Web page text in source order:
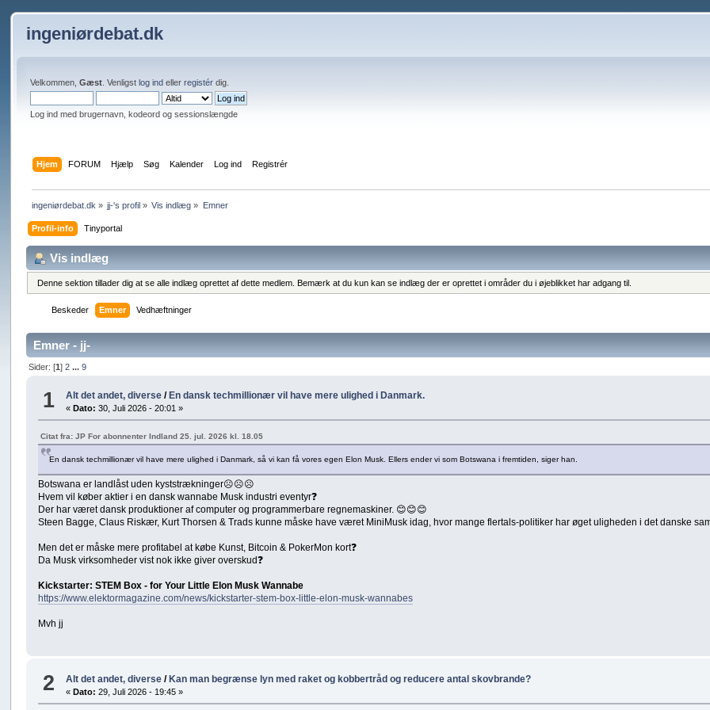
ingeniørdebat.dk
Velkommen,Gæst . Venligstlog ind ellerregistér dig.
Log ind med brugernavn, kodeord og sessionslængde
Hjem FORUM Hjælp Søg Kalender Log ind Registrér
ingeniørdebat.dk » jj-'s profil » Vis indlæg » Emner
Profil-info Tinyportal
Vis indlæg
Denne sektion tillader dig at se alle indlæg oprettet af dette medlem. Bemærk at du kun kan se indlæg der er oprettet i områder du i øjeblikket har adgang til.
Beskeder Emner Vedhæftninger
Emner - jj-
Sider: [1] 2 ... 9
1 Alt det andet, diverse/ En dansk techmillionær vil have mere ulighed i Danmark.
« Dato: 30, Juli 2026 - 20:01 »
Citat fra: JP For abonnenter Indland 25. jul. 2026 kl. 18.05
En dansk techmillionær vil have mere ulighed i Danmark, så vi kan få vores egen Elon Musk. Ellers ender vi som Botswana i fremtiden, siger han.
Botswana er landlåst uden kyststrækninger☹☹☹
Hvem vil køber aktier i en dansk wannabe Musk industri eventyr❓
Der har været dansk produktioner af computer og programmerbare regnemaskiner. 😊😊😊
Steen Bagge, Claus Riskær, Kurt Thorsen & Trads kunne måske have været MiniMusk idag, hvor mange flertals-politiker har øget uligheden i det danske
Men det er måske mere profitabel at købe Kunst, Bitcoin & PokerMon kort❓
Da Musk virksomheder vist nok ikke giver overskud❓
Kickstarter: STEM Box - for Your Little Elon Musk Wannabe
https://www.elektormagazine.com/news/kickstarter-stem-box-little-elon-musk-wannabes
Mvh jj
2 Alt det andet, diverse/Kan man begrænse lyn med raket og kobbertråd og reducere antal skovbrande?
« Dato: 29, Juli 2026 - 19:45 »